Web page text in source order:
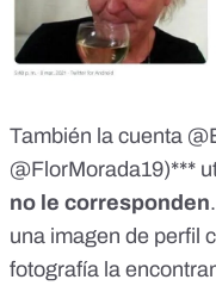
También la cuenta
@FlorMorada19)***
no le corresponden.
una imagen de perfil
fotografía la